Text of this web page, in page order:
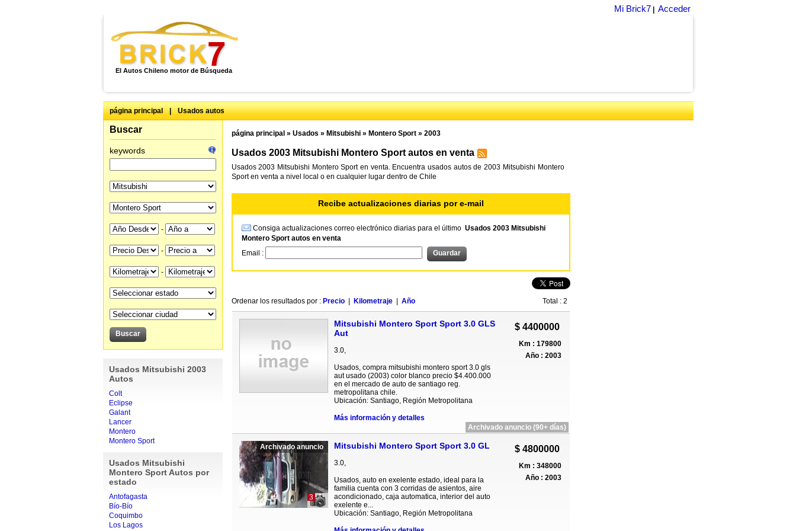
Mi Brick7 Acceder
El Autos Chileno motor de Búsqueda
página principal | Usados autos
Buscar
keywords
-
-
-
Usados Mitsubishi 2003
Autos
Colt
Eclipse
Galant
Lancer
Montero
Montero Sport
Usados Mitsubishi
Montero Sport Autos por
estado
Antofagasta
Bío-Bío
Coquimbo
Los Lagos
página principal » Usados » Mitsubishi» Montero Sport» 2003
Usados 2003 Mitsubishi Montero Sport autos en venta
Usados 2003 Mitsubishi Montero Sport en venta. Encuentra usados autos de 2003 Mitsubishi Montero
Sport en venta a nivel local o en cualquier lugar dentro de Chile
Recibe actualizaciones diarias por e-mail
Consiga actualizaciones correo electrónico diarias para el último Usados 2003 Mitsubishi
Montero Sport autos en venta
Email :
Ordenar los resultados por : Precio| Kilometraje| Año Total : 2
Mitsubishi Montero Sport Sport 3.0 GLS
Aut
3.0,
Usados, compra mitsubishi montero sport 3.0 gls
aut usado (2003) color blanco precio $4.400.000
en el mercado de auto de santiago reg.
metropolitana chile.
Ubicación: Santiago, Región Metropolitana
Más información y detalles
$ 4400000
Km : 179800
Año : 2003
Archivado anuncio (90+ días)
Archivado anuncio
3
Mitsubishi Montero Sport Sport 3.0 GL
3.0,
Usados, auto en exelente estado, ideal para la
familia cuenta con 3 corridas de asientos, aire
acondicionado, caja automatica, interior del auto
exelente e...
Ubicación: Santiago, Región Metropolitana
$ 4800000
Km : 348000
Año : 2003